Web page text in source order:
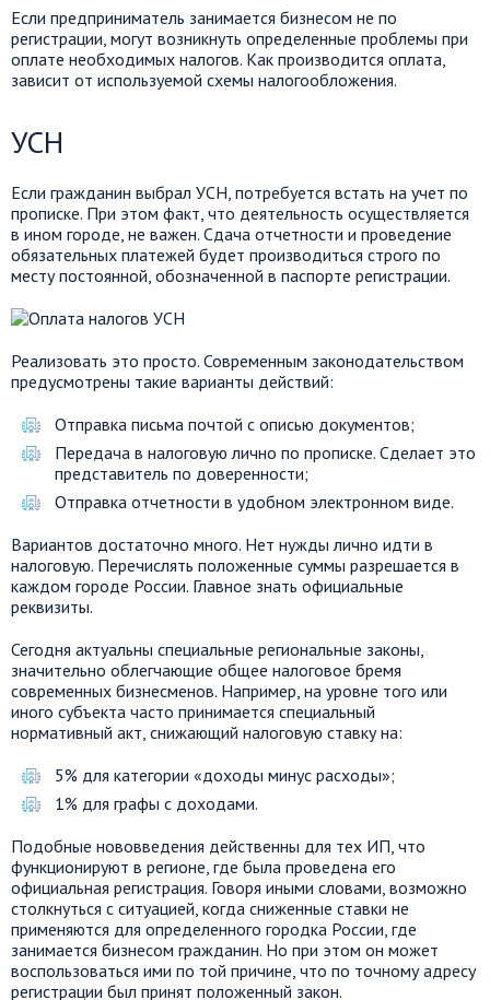
Если предприниматель занимается бизнесом не по
регистрации, могут возникнуть определенные проблемы при
оплате необходимых налогов. Как производится оплата,
зависит от используемой схемы налогообложения.
УСН
Если гражданин выбрал УСН, потребуется встать на учет по
прописке. При этом факт, что деятельность осуществляется
в ином городе, не важен. Сдача отчетности и проведение
обязательных платежей будет производиться строго по
месту постоянной, обозначенной в паспорте регистрации.
Реализовать это просто. Современным законодательством
предусмотрены такие варианты действий:
Отправка письма почтой с описью документов;
Передача в налоговую лично по прописке. Сделает это
представитель по доверенности;
Отправка отчетности в удобном электронном виде.
Вариантов достаточно много. Нет нужды лично идти в
налоговую. Перечислять положенные суммы разрешается в
каждом городе России. Главное знать официальные
реквизиты.
Сегодня актуальны специальные региональные законы,
значительно облегчающие общее налоговое бремя
современных бизнесменов. Например, на уровне того или
иного субъекта часто принимается специальный
нормативный акт, снижающий налоговую ставку на:
5% для категории «доходы минус расходы»;
1% для графы с доходами.
Подобные нововведения действенны для тех ИП, что
функционируют в регионе, где была проведена его
официальная регистрация. Говоря иными словами, возможно
столкнуться с ситуацией, когда сниженные ставки не
применяются для определенного городка России, где
занимается бизнесом гражданин. Но при этом он может
воспользоваться ими по той причине, что по точному адресу
регистрации был принят положенный закон.